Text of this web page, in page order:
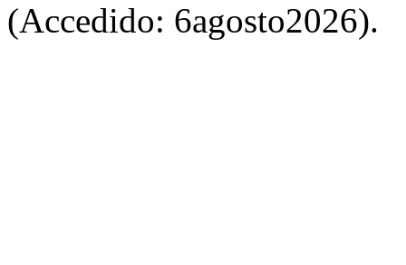
(Accedido: 6agosto2026).